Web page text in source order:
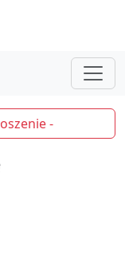
-